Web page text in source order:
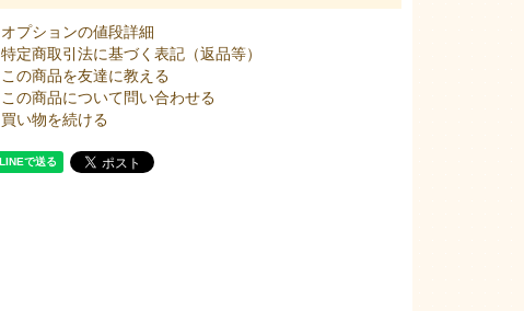
オプションの値段詳細
特定商取引法に基づく表記（返品等）
この商品を友達に教える
この商品について問い合わせる
買い物を続ける